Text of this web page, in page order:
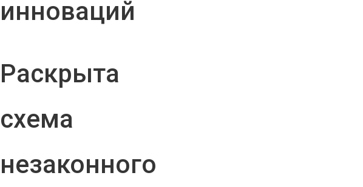
инноваций
Раскрыта
схема
незаконного